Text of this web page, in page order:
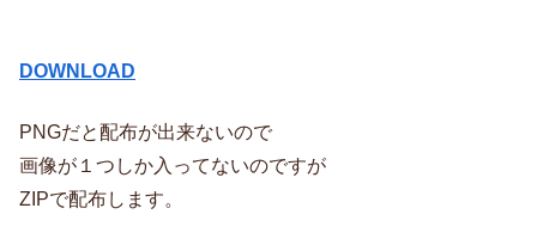
DOWNLOAD
PNGだと配布が出来ないので
画像が１つしか入ってないのですが
ZIPで配布します。